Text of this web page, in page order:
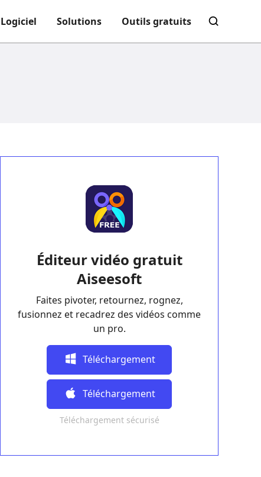
Logiciel Solutions Outils gratuits
Éditeur vidéo gratuit
Aiseesoft
Faites pivoter, retournez, rognez,
fusionnez et recadrez des vidéos comme
un pro.
Téléchargement
Gratuit
Téléchargement
Gratuit
Téléchargement sécurisé